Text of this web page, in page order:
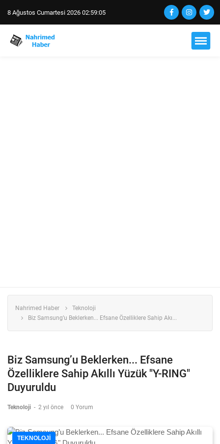
8 Ağustos Cumartesi 2026 02:59:06
Nahrimed Haber
Teknoloji
Biz Samsung’u Beklerken... Efsane Özelliklere Sahip Akı...
Biz Samsung’u Beklerken... Efsane
Özelliklere Sahip Akıllı Yüzük "Y-RING"
Duyuruldu
Teknoloji - 2 yıl önce 0 Yorum
TEKNOLOJI